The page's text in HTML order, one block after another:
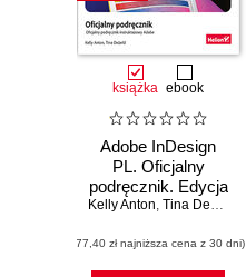
książka ebook
Adobe InDesign
PL. Oficjalny
podręcznik. Edycja
2023
Kelly Anton, Tina DeJarld
(77,40 zł najniższa cena z 30 dni)